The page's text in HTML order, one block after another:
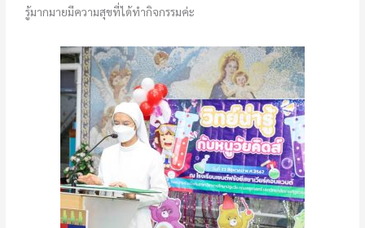
รู้มากมายมีความสุขที่ได้ทำกิจกรรมค่ะ